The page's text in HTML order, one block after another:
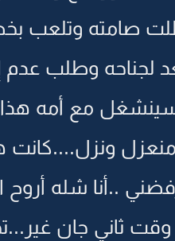
صامته وتلعب
لجناحه وطلب عدم
سينشغل مع أمه
ونزل....كانت
..أنا شله
وقت ثاني جان